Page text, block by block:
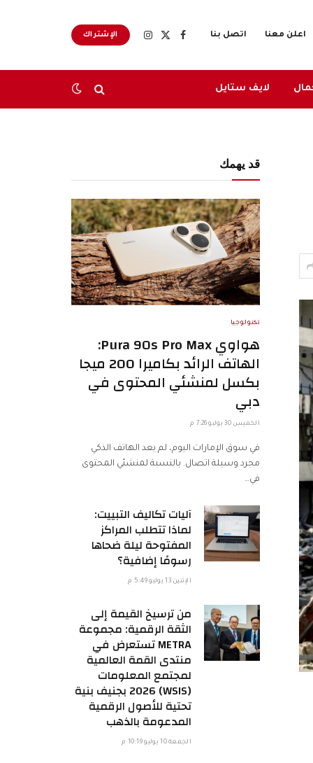
اعلن معنا اتصل بنا
فيسبوك
X
الانستغرام
الإشتراك
لايف ستايل
قد يهمك
تكنولوجيا
هواوي Pura 90s Pro Max:
الهاتف الرائد بكاميرا 200 ميجا
بكسل لمنشئي المحتوى في
دبي
الخميس 30 يوليو 7:26 م
في سوق الإمارات اليوم، لم يعد الهاتف الذكي
مجرد وسيلة اتصال. بالنسبة لمنشئي المحتوى
في…
آليات تكاليف التبييت:
لماذا تتطلب المراكز
المفتوحة ليلة ضحاها
رسومًا إضافية؟
الإثنين 13 يوليو 5:49 م
من ترسيخ القيمة إلى
الثقة الرقمية: مجموعة
METRA تستعرض في
منتدى القمة العالمية
لمجتمع المعلومات
(WSIS) 2026 بجنيف بنية
تحتية للأصول الرقمية
المدعومة بالذهب
الجمعة 10 يوليو 10:19 م